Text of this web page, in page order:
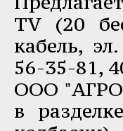
ТV (20
кабель,
56-35-81,
ООО
в